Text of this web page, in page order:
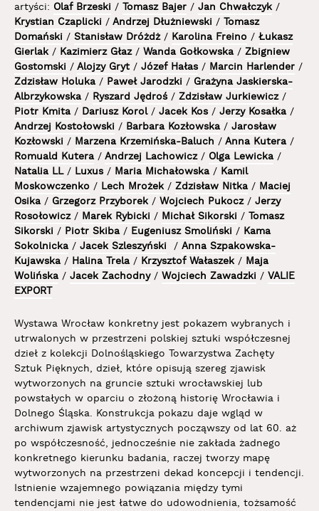
artyści: Olaf Brzeski / Tomasz Bajer / Jan Chwałczyk /
Krystian Czaplicki / Andrzej Dłużniewski / Tomasz
Domański / Stanisław Dróżdż / Karolina Freino / Łukasz
Gierlak / Kazimierz Głaz / Wanda Gołkowska / Zbigniew
Gostomski / Alojzy Gryt / Józef Hałas / Marcin Harlender /
Zdzisław Holuka / Paweł Jarodzki / Grażyna Jaskierska-
Albrzykowska / Ryszard Jędroś / Zdzisław Jurkiewicz /
Piotr Kmita/ Dariusz Korol / Jacek Kos / Jerzy Kosałka/
Andrzej Kostołowski / Barbara Kozłowska/ Jarosław
Kozłowski / Marzena Krzemińska-Baluch / Anna Kutera /
Romuald Kutera / Andrzej Lachowicz / Olga Lewicka/
Natalia LL/ Luxus / Maria Michałowska / Kamil
Moskowczenko / Lech Mrożek/ Zdzisław Nitka / Maciej
Osika/ Grzegorz Przyborek / Wojciech Pukocz / Jerzy
Rosołowicz / Marek Rybicki / Michał Sikorski / Tomasz
Sikorski / Piotr Skiba / Eugeniusz Smoliński / Kama
Sokolnicka / Jacek Szleszyński / Anna Szpakowska-
Kujawska/ Halina Trela / Krzysztof Wałaszek / Maja
Wolińska / Jacek Zachodny/ Wojciech Zawadzki / VALIE
EXPORT
Wystawa Wrocław konkretny jest pokazem wybranych i
utrwalonych w przestrzeni polskiej sztuki współczesnej
dzieł z kolekcji Dolnośląskiego Towarzystwa Zachęty
Sztuk Pięknych, dzieł, które opisują szereg zjawisk
wytworzonych na gruncie sztuki wrocławskiej lub
powstałych w oparciu o złożoną historię Wrocławia i
Dolnego Śląska. Konstrukcja pokazu daje wgląd w
archiwum zjawisk artystycznych począwszy od lat 60. aż
po współczesność, jednocześnie nie zakłada żadnego
konkretnego kierunku badania, raczej tworzy mapę
wytworzonych na przestrzeni dekad koncepcji i tendencji.
Istnienie wzajemnego powiązania między tymi
tendencjami nie jest łatwe do udowodnienia, tożsamość